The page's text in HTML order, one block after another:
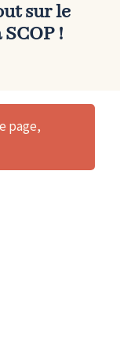
sur le
SCOP!
page,